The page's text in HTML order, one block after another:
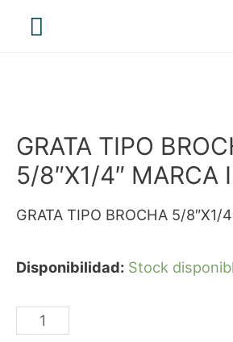
Menú
GRATA TIPO
5/8″X1/4″ MARCA
GRATA TIPO BROCHA 5/8″X1/
Disponibilidad: Stock
GRATA